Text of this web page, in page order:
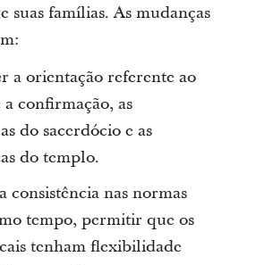
suas famílias. As mudanças
a orientação referente ao
confirmação, as
do sacerdócio e as
do templo.
consistência nas normas
tempo, permitir que os
tenham flexibilidade